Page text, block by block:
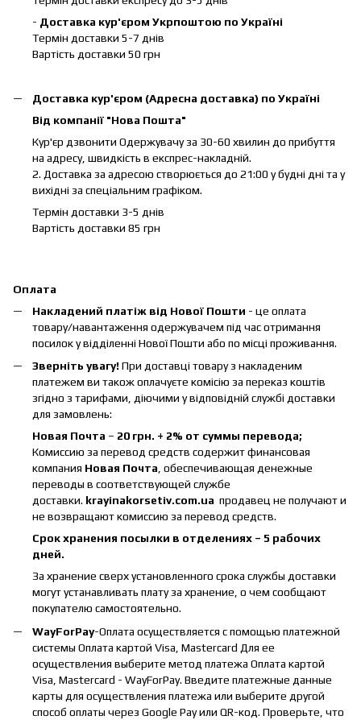
- Доставка кур'єром Укрпоштою по Україні
Термін доставки 5-7 днів
Вартість доставки 50 грн
Доставка кур'єром (Адресна доставка) по Україні
Від компанії "Нова Пошта"
Кур'єр дзвонити Одержувачу за 30-60 хвилин до прибуття
на адресу, швидкість в експрес-накладній.
2. Доставка за адресою створюється до 21:00 у будні дні та у
вихідні за спеціальним графіком.
Термін доставки 3-5 днів
Вартість доставки 85 грн
Оплата
Накладений платіж від Нової Пошти - це оплата
товару/навантаження одержувачем під час отримання
посилок у відділенні Нової Пошти або по місці проживання.
Зверніть увагу!При доставці товару з накладеним
платежем ви також оплачуєте комісію за переказ коштів
згідно з тарифами, діючими у відповідній службі доставки
для замовлень:
Новая Почта – 20 грн. + 2% от суммы перевода;
Комиссию за перевод средств содержит финансовая
компания Новая Почта , обеспечивающая денежные
переводы в соответствующей службе
доставки. krayinakorsetiv.com.ua продавец не получают и
не возвращают комиссию за перевод средств.
Срок хранения посылки в отделениях – 5 рабочих
дней.
За хранение сверх установленного срока службы доставки
могут устанавливать плату за хранение, о чем сообщают
покупателю самостоятельно.
WayForPay-Оплата осуществляется с помощью платежной
системы Оплата картой Visa, Mastercard Для ее
осуществления выберите метод платежа Оплата картой
Visa, Mastercard - WayForPay. Введите платежные данные
карты для осуществления платежа или выберите другой
способ оплаты через Google Pay или QR-код. Проверьте, что